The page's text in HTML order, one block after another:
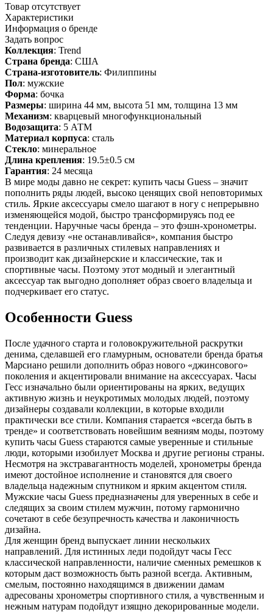
Товар отсутствует
Характеристики
Информация о бренде
Задать вопрос
Коллекция: Trend
Страна бренда: США
Страна-изготовитель: Филиппины
Пол: мужские
Форма: бочка
Размеры: ширина 44 мм, высота 51 мм, толщина 13 мм
Механизм: кварцевый многофункциональный
Водозащита: 5 АТМ
Материал корпуса: сталь
Стекло: минеральное
Длина крепления: 19.5±0.5 см
Гарантия: 24 месяца
В мире моды давно не секрет: купить часы Guess – значит
пополнить ряды людей, высоко ценящих свой неповторимых
стиль. Яркие аксессуары смело шагают в ногу с непрерывно
изменяющейся модой, быстро трансформируясь под ее
тенденции. Наручные часы бренда – это фэшн-хронометры.
Следуя девизу «не останавливайся», компания быстро
развивается в различных стилевых направлениях и
производит как дизайнерские и классические, так и
спортивные часы. Поэтому этот модный и элегантный
аксессуар так выгодно дополняет образ своего владельца и
подчеркивает его статус.
Особенности Guess
После удачного старта и головокружительной раскрутки
денима, сделавшей его гламурным, основатели бренда братья
Марсиано решили дополнить образ нового «джинсового»
поколения и акцентировали внимание на аксессуарах. Часы
Гесс изначально были ориентированы на ярких, ведущих
активную жизнь и неукротимых молодых людей, поэтому
дизайнеры создавали коллекции, в которые входили
практически все стили. Компания старается «всегда быть в
тренде» и соответствовать новейшим веяниям моды, поэтому
купить часы Guess стараются самые уверенные и стильные
люди, которыми изобилует Москва и другие регионы страны.
Несмотря на экстравагантность моделей, хронометры бренда
имеют достойное исполнение и становятся для своего
владельца надежным спутником и ярким акцентом стиля.
Мужские часы Guess предназначены для уверенных в себе и
следящих за своим стилем мужчин, потому гармонично
сочетают в себе безупречность качества и лаконичность
дизайна.
Для женщин бренд выпускает линии нескольких
направлений. Для истинных леди подойдут часы Гесс
классической направленности, наличие сменных ремешков к
которым даст возможность быть разной всегда. Активным,
смелым, постоянно находящимся в движении дамам
адресованы хронометры спортивного стиля, а чувственным и
нежным натурам подойдут изящно декорированные модели.